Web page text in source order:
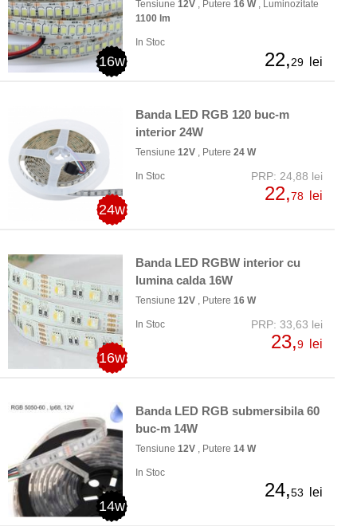
16w
Tensiune 12V , Putere 16 W, Luminozitate
1100 lm
In Stoc
22,29 lei
24w
Banda LED RGB 120 buc-m
interior 24W
Tensiune 12V , Putere 24 W
In Stoc PRP: 24,88 lei
22,78 lei
16w
Banda LED RGBW interior cu
lumina calda 16W
Tensiune 12V , Putere 16 W
In Stoc PRP: 33,63 lei
23,9 lei
14w
Banda LED RGB submersibila 60
buc-m 14W
Tensiune 12V , Putere 14 W
In Stoc
24,53 lei